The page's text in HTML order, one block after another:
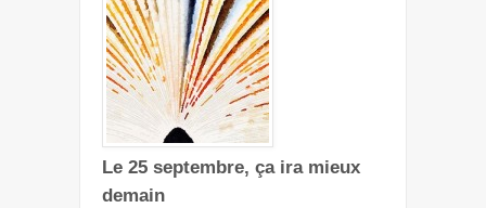
Le 25 septembre, ça ira mieux
demain